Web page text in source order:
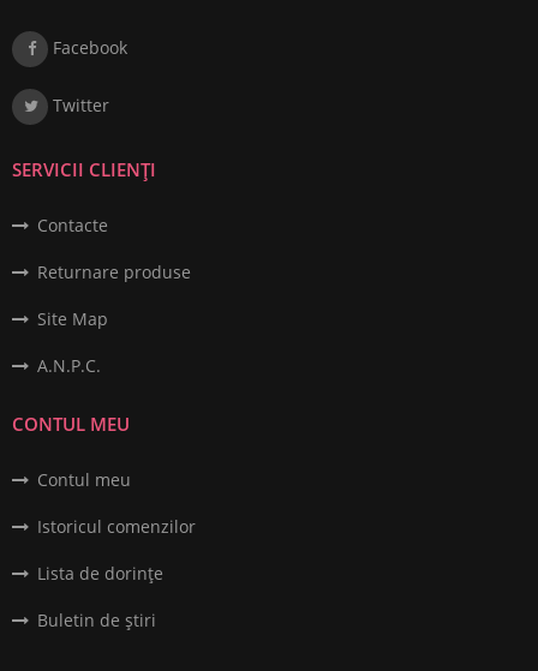
Facebook
Twitter
SERVICII CLIENȚI
Contacte
Returnare produse
Site Map
A.N.P.C.
CONTUL MEU
Contul meu
Istoricul comenzilor
Lista de dorințe
Buletin de știri